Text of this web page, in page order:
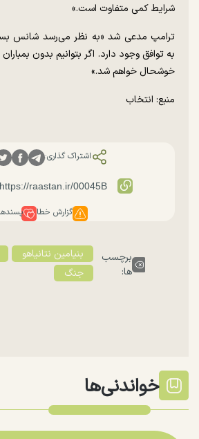
شرایط کمی متفاوت است.»
ترامپ مدعی شد «به نظر می‌رسد شانس
به توافق وجود دارد. اگر بتوانیم بدون
خوشحال خواهم شد.»
منبع: انتخاب
اشتراک گذاری:
گزارش خطا
برچسب
ها:
بنیامین نتانیاهو
جنگ
خواندنی‌ها